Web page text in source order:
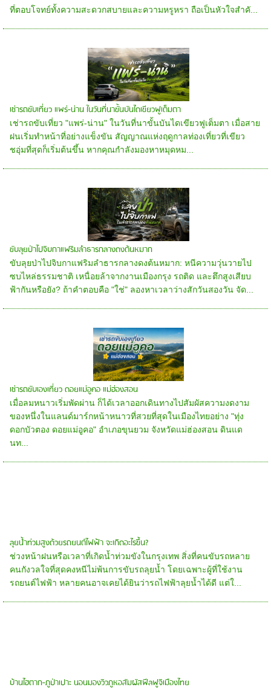
ที่ตอบโจทย์ทั้งความสะดวกสบายและความหรูหรา ถือเป็นหัวใจสำคั...
เช่ารถขับเที่ยว แพร่-น่าน ในวันที่นาขั้นบันไดเขียวฟูเต็มตา
เช่ารถขับเที่ยว "แพร่-น่าน" ในวันที่นาขั้นบันไดเขียวฟูเต็มตา เมื่อสาย
ฝนเริ่มทำหน้าที่อย่างแข็งขัน สัญญาณแห่งฤดูกาลท่องเที่ยวที่เขียว
ชอุ่มที่สุดก็เริ่มต้นขึ้น หากคุณกำลังมองหาหมุดหม...
ขับลุยป่าไปจิบกาแฟริมลำธารกลางดงต้นหมาก
ขับลุยป่าไปจิบกาแฟริมลำธารกลางดงต้นหมาก: หนีความวุ่นวายไป
ซบไหล่ธรรมชาติ เหนื่อยล้าจากงานเมืองกรุง รถติด และตึกสูงเสียบ
ฟ้ากันหรือยัง? ถ้าคำตอบคือ "ใช่" ลองหาเวลาว่างสักวันสองวัน จัด...
เช่ารถขับเองเที่ยว ดอยแม่อูคอ แม่ฮ่องสอน
เมื่อลมหนาวเริ่มพัดผ่าน ก็ได้เวลาออกเดินทางไปสัมผัสความงดงาม
ของหนึ่งในแลนด์มาร์กหน้าหนาวที่สวยที่สุดในเมืองไทยอย่าง "ทุ่ง
ดอกบัวตอง ดอยแม่อูคอ" อำเภอขุนยวม จังหวัดแม่ฮ่องสอน ดินแด
นท...
ลุยน้ำท่วมสูงด้วยรถยนต์ไฟฟ้า จะเกิดอะไรขึ้น?
ช่วงหน้าฝนหรือเวลาที่เกิดน้ำท่วมขังในกรุงเทพ สิ่งที่คนขับรถหลาย
คนกังวลใจที่สุดคงหนีไม่พ้นการขับรถลุยน้ำ โดยเฉพาะผู้ที่ใช้งาน
รถยนต์ไฟฟ้า หลายคนอาจเคยได้ยินว่ารถไฟฟ้าลุยน้ำได้ดี แต่ใ...
บ้านไฮตาก-ภูป่าเปาะ นอนมองวิวภูหอสัมผัสฟีลฟูจิเมืองไทย